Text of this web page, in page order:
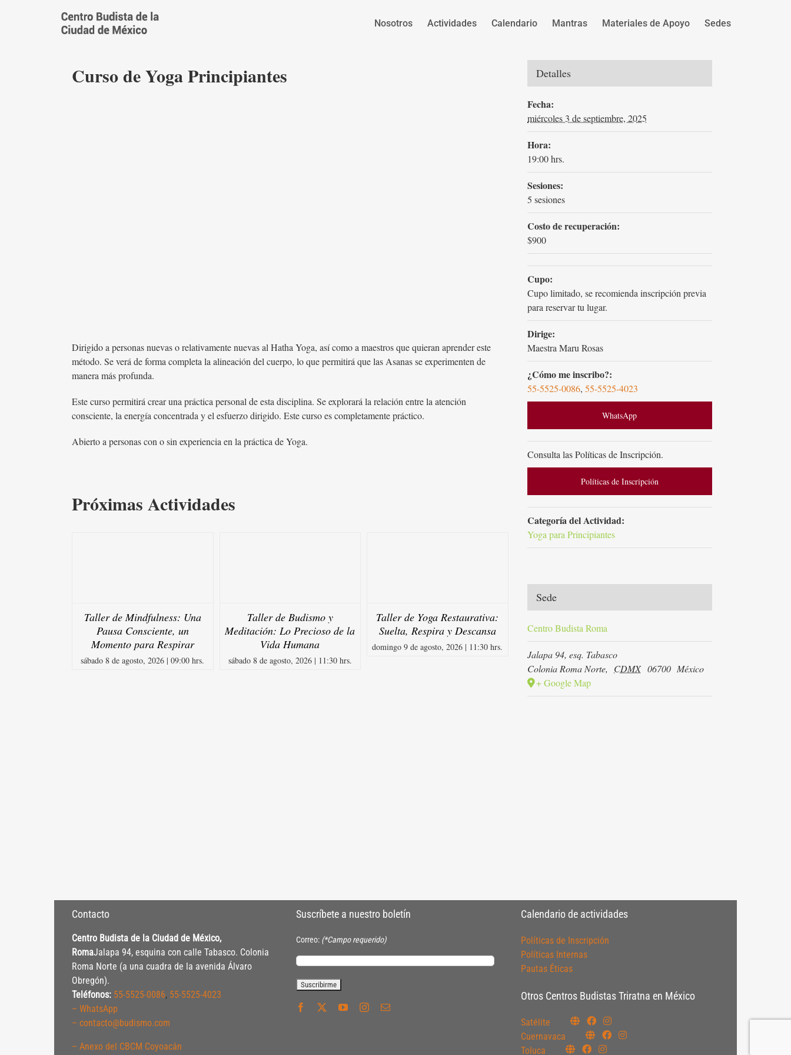
Nosotros Actividades Calendario Mantras Materiales de Apoyo Sedes
Curso de Yoga Principiantes
Dirigido a personas nuevas o relativamente nuevas al Hatha Yoga, así como a maestros que quieran aprender este
método. Se verá de forma completa la alineación del cuerpo, lo que permitirá que las Asanas se experimenten de
manera más profunda.
Este curso permitirá crear una práctica personal de esta disciplina. Se explorará la relación entre la atención
consciente, la energía concentrada y el esfuerzo dirigido. Este curso es completamente práctico.
Abierto a personas con o sin experiencia en la práctica de Yoga.
Próximas Actividades
Taller de Mindfulness: Una
Pausa Consciente, un
Momento para Respirar
sábado 8 de agosto, 2026 | 09:00 hrs.
Taller de Budismo y
Meditación: Lo Precioso de la
Vida Humana
sábado 8 de agosto, 2026 | 11:30 hrs.
Taller de Yoga Restaurativa:
Suelta, Respira y Descansa
domingo 9 de agosto, 2026 | 11:30 hrs.
Detalles
Fecha:
miércoles 3 de septiembre, 2025
Hora:
19:00 hrs.
Sesiones:
5 sesiones
Costo de recuperación:
$900
Cupo:
Cupo limitado, se recomienda inscripción previa
para reservar tu lugar.
Dirige:
Maestra Maru Rosas
¿Cómo me inscribo?:
55-5525-0086, 55-5525-4023
WhatsApp
Consulta las Políticas de Inscripción.
Políticas de Inscripción
Categoría del Actividad:
Yoga para Principiantes
Sede
Centro Budista Roma
Jalapa 94, esq. Tabasco
Colonia Roma Norte, CDMX 06700 México
+ Google Map
Contacto
Centro Budista de la Ciudad de México,
RomaJalapa 94, esquina con calle Tabasco. Colonia
Roma Norte (a una cuadra de la avenida Álvaro
Obregón).
Teléfonos: 55-5525-0086, 55-5525-4023
– WhatsApp
– contacto@budismo.com
– Anexo del CBCM Coyoacán
Suscríbete a nuestro boletín
Correo: (*Campo requerido)
Calendario de actividades
Políticas de Inscripción
Políticas Internas
Pautas Éticas
Otros Centros Budistas Triratna en México
Satélite
Cuernavaca
Toluca